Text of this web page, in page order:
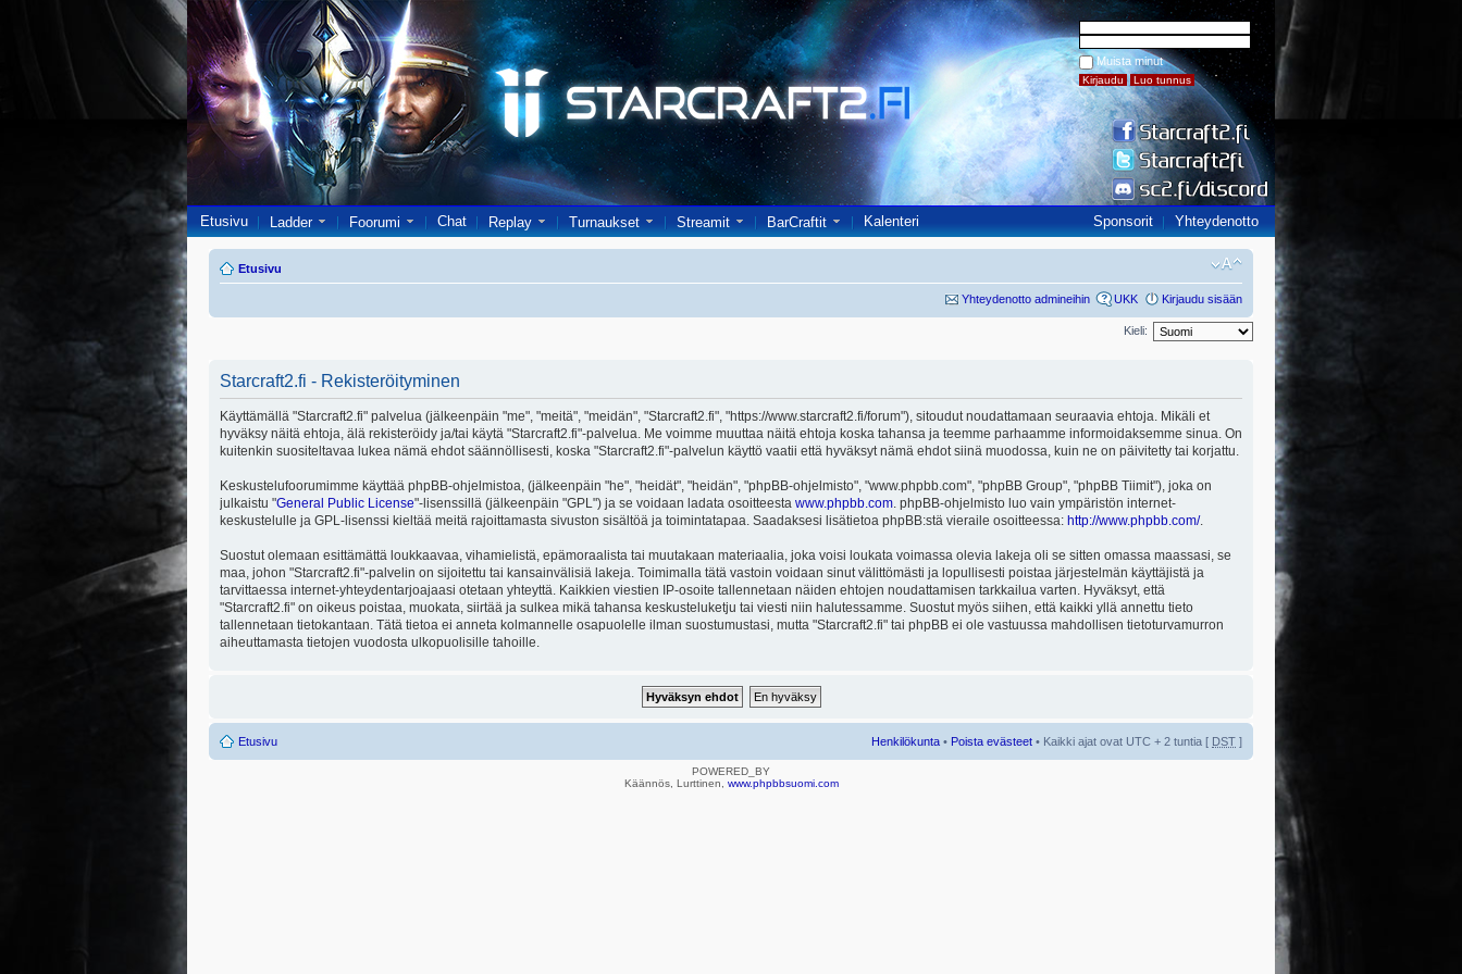
Muista minut
Etusivu Ladder Foorumi Chat Replay Turnaukset Streamit BarCraftit Kalenteri Sponsorit Yhteydenotto
Etusivu
Yhteydenotto admineihin UKK Kirjaudu sisään
Kieli:
Starcraft2.fi - Rekisteröityminen
Käyttämällä "Starcraft2.fi" palvelua (jälkeenpäin "me", "meitä", "meidän", "Starcraft2.fi", "https://www.starcraft2.fi/forum"), sitoudut noudattamaan seuraavia ehtoja. Mikäli et
hyväksy näitä ehtoja, älä rekisteröidy ja/tai käytä "Starcraft2.fi"-palvelua. Me voimme muuttaa näitä ehtoja koska tahansa ja teemme parhaamme informoidaksemme sinua. On
kuitenkin suositeltavaa lukea nämä ehdot säännöllisesti, koska "Starcraft2.fi"-palvelun käyttö vaatii että hyväksyt nämä ehdot siinä muodossa, kuin ne on päivitetty tai korjattu.
Keskustelufoorumimme käyttää phpBB-ohjelmistoa, (jälkeenpäin "he", "heidät", "heidän", "phpBB-ohjelmisto", "www.phpbb.com", "phpBB Group", "phpBB Tiimit"), joka on
julkaistu "General Public License"-lisenssillä (jälkeenpäin "GPL") ja se voidaan ladata osoitteesta www.phpbb.com . phpBB-ohjelmisto luo vain ympäristön internet-
keskustelulle ja GPL-lisenssi kieltää meitä rajoittamasta sivuston sisältöä ja toimintatapaa. Saadaksesi lisätietoa phpBB:stä vieraile osoitteessa: http://www.phpbb.com/.
Suostut olemaan esittämättä loukkaavaa, vihamielistä, epämoraalista tai muutakaan materiaalia, joka voisi loukata voimassa olevia lakeja oli se sitten omassa maassasi, se
maa, johon "Starcraft2.fi"-palvelin on sijoitettu tai kansainvälisiä lakeja. Toimimalla tätä vastoin voidaan sinut välittömästi ja lopullisesti poistaa järjestelmän käyttäjistä ja
tarvittaessa internet-yhteydentarjoajaasi otetaan yhteyttä. Kaikkien viestien IP-osoite tallennetaan näiden ehtojen noudattamisen tarkkailua varten. Hyväksyt, että
"Starcraft2.fi" on oikeus poistaa, muokata, siirtää ja sulkea mikä tahansa keskusteluketju tai viesti niin halutessamme. Suostut myös siihen, että kaikki yllä annettu tieto
tallennetaan tietokantaan. Tätä tietoa ei anneta kolmannelle osapuolelle ilman suostumustasi, mutta "Starcraft2.fi" tai phpBB ei ole vastuussa mahdollisen tietoturvamurron
aiheuttamasta tietojen vuodosta ulkopuolisille tahoille.
Etusivu Henkilökunta • Poista evästeet • Kaikki ajat ovat UTC + 2 tuntia [ DST ]
POWERED_BY
Käännös, Lurttinen, www.phpbbsuomi.com